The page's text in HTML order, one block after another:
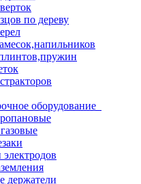
по дереву
оборудование
держатели